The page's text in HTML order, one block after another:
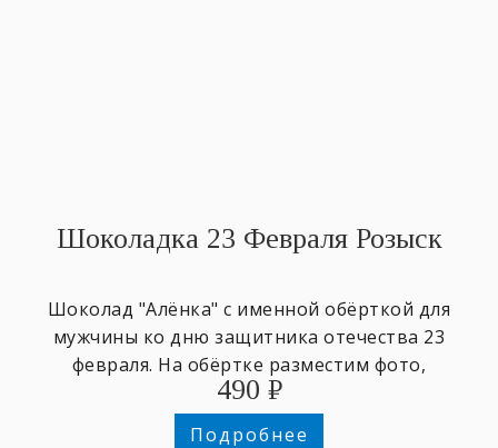
Шоколадка 23 Февраля Розыск
Шоколад "Алёнка" с именной обёрткой для
мужчины ко дню защитника отечества 23
февраля. На обёртке разместим фото,
напишем любое имя и поздравительный
текст.
490 ₽
Подробнее